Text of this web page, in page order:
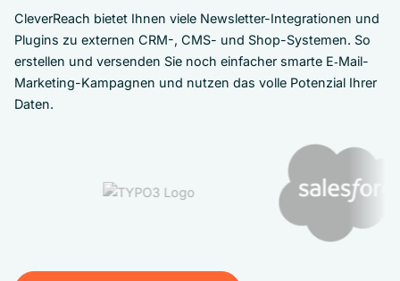
CleverReach bietet Ihnen viele Newsletter-Integrationen und
Plugins zu externen CRM-, CMS- und Shop-Systemen. So
erstellen und versenden Sie noch einfacher smarte E‑Mail-
Marketing-Kampagnen und nutzen das volle Potenzial Ihrer
Daten.